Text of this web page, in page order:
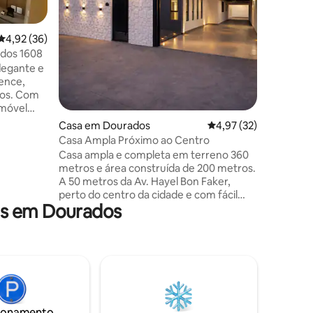
média de 4,92 em 5 estrelas, 36avaliações
4,92 (36)
1608
e
Com
Casa em Dourados Classificação média
4,97 (32)
Casa Ampla Próximo ao Centro
Casa ampla e completa em terreno 360
metros e área construída de 200 metros.
A 50 metros da Av. Hayel Bon Faker,
perto do centro da cidade e com fácil
acesso à BR-163. Área gourmet com
churrasqueira, cozinha planejada
farmácia, açougue, posto e
conveniência. Conforto e ótima
em Dourados